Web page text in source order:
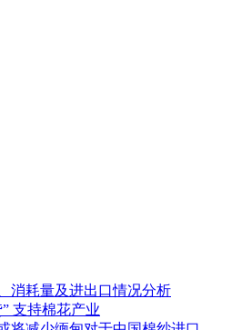
消耗量及进出口情况分析
支持棉花产业